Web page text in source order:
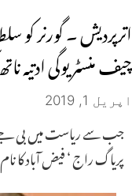
اترپردیش ۔ گورنر کو
چیف منسٹر یوگی ادتیہ
اپریل 1, 2019
جب سے ریاست میں بی جے
پریاگ راج ‘ فیض آباد کا